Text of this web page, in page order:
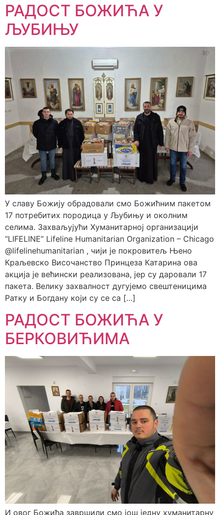
РАДОСТ БОЖИЋА У
ЉУБИЊУ
У славу Божију обрадовали смо Божићним пакетом
17 потребитих породица у Љубињу и околним
селима. Захваљујући Хуманитарној организацији
“LIFELINE” Lifeline Humanitarian Organization – Chicago
@lifelinehumanitarian , чији је покровитељ Њено
Краљевско Височанство Принцеза Катарина ова
акција је већински реализована, јер су даровали 17
пакета. Велику захвалност дугујемо свештеницима
Ратку и Богдану који су се са […]
РАДОСТ БОЖИЋА У
БЕРКОВИЋИМА
И овог Божића завршили смо још једну хуманитарну